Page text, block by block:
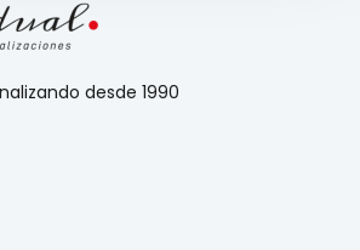
desde 1990